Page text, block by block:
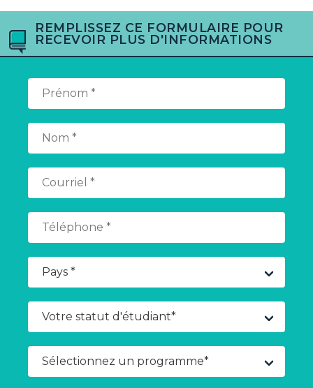
REMPLISSEZ CE FORMULAIRE POUR
RECEVOIR PLUS D'INFORMATIONS